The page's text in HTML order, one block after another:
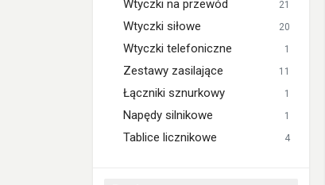
Wtyczki na przewód
21
Wtyczki siłowe 20
Wtyczki telefoniczne 1
Zestawy zasilające 11
Łączniki sznurkowy 1
Napędy silnikowe 1
Tablice licznikowe 4